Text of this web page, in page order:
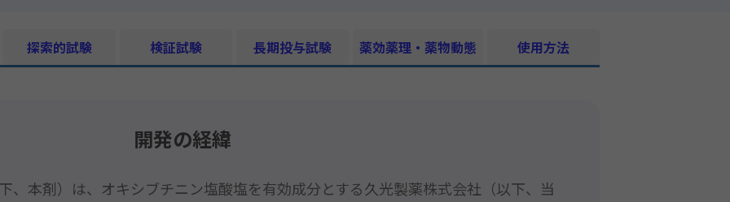
探索的試験 検証試験 長期投与試験 薬効薬理・薬物動態 使用方法